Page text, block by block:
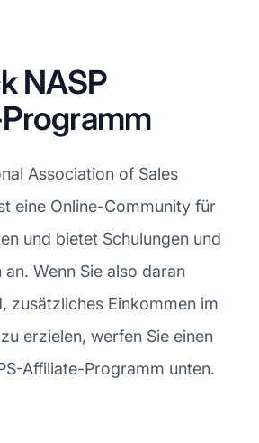
NASP
Association of Sales
eine Online-Community für
und bietet Schulungen und
Wenn Sie also daran
zusätzliches Einkommen im
erzielen, werfen Sie einen
Affiliate-Programm unten.